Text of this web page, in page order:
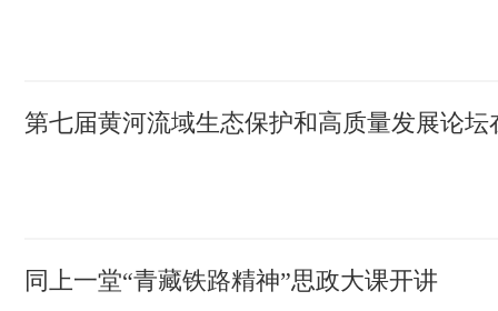
第七届黄河流域生态保护和高质量发展论坛
同上一堂“青藏铁路精神”思政大课开讲